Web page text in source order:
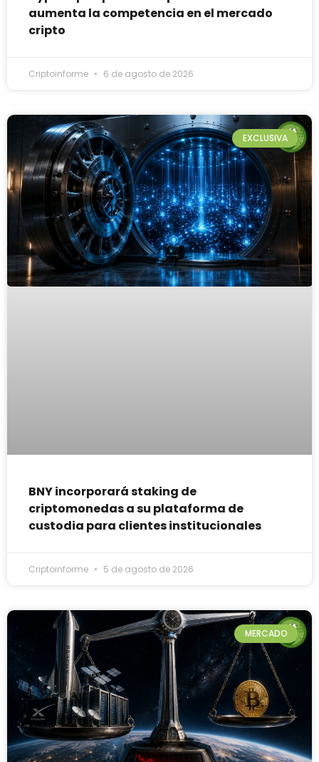
aumenta la competencia en el mercado
cripto
Criptoinforme 6 de agosto de 2026
EXCLUSIVA
BNY incorporará staking de
criptomonedas a su plataforma de
custodia para clientes institucionales
Criptoinforme 5 de agosto de 2026
MERCADO